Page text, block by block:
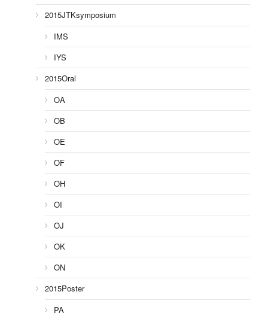
2015JTKsymposium
IMS
IYS
2015Oral
OA
OB
OE
OF
OH
OI
OJ
OK
ON
2015Poster
PA